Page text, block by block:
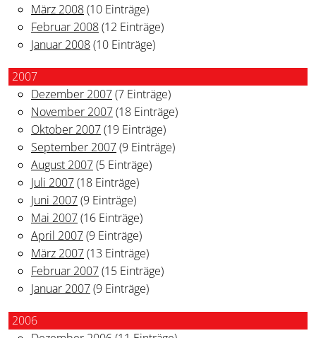
März 2008(10 Einträge)
Februar 2008(12 Einträge)
Januar 2008(10 Einträge)
2007
Dezember 2007(7 Einträge)
November 2007(18 Einträge)
Oktober 2007(19 Einträge)
September 2007(9 Einträge)
August 2007(5 Einträge)
Juli 2007(18 Einträge)
Juni 2007(9 Einträge)
Mai 2007(16 Einträge)
April 2007(9 Einträge)
März 2007(13 Einträge)
Februar 2007(15 Einträge)
Januar 2007(9 Einträge)
2006